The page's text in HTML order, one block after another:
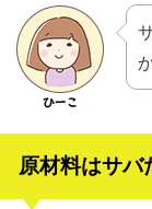
原材料はサバ